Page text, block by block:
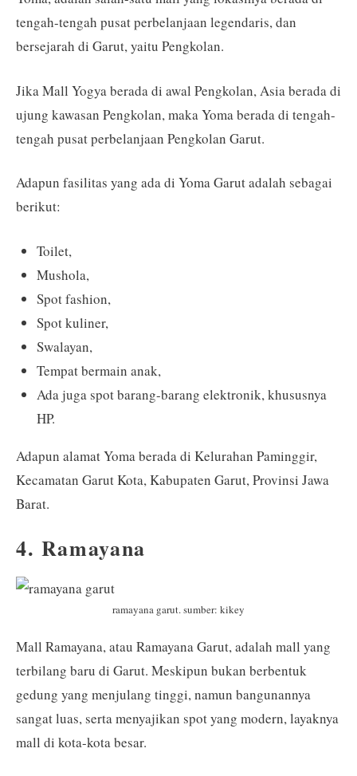
tengah-tengah pusat perbelanjaan legendaris, dan
bersejarah di Garut, yaitu Pengkolan.
Jika Mall Yogya berada di awal Pengkolan, Asia berada di
ujung kawasan Pengkolan, maka Yoma berada di tengah-
tengah pusat perbelanjaan Pengkolan Garut.
Adapun fasilitas yang ada di Yoma Garut adalah sebagai
berikut:
Toilet,
Mushola,
Spot fashion,
Spot kuliner,
Swalayan,
Tempat bermain anak,
Ada juga spot barang-barang elektronik, khususnya
HP.
Adapun alamat Yoma berada di Kelurahan Paminggir,
Kecamatan Garut Kota, Kabupaten Garut, Provinsi Jawa
Barat.
4. Ramayana
ramayana garut. sumber: kikey
Mall Ramayana, atau Ramayana Garut, adalah mall yang
terbilang baru di Garut. Meskipun bukan berbentuk
gedung yang menjulang tinggi, namun bangunannya
sangat luas, serta menyajikan spot yang modern, layaknya
mall di kota-kota besar.